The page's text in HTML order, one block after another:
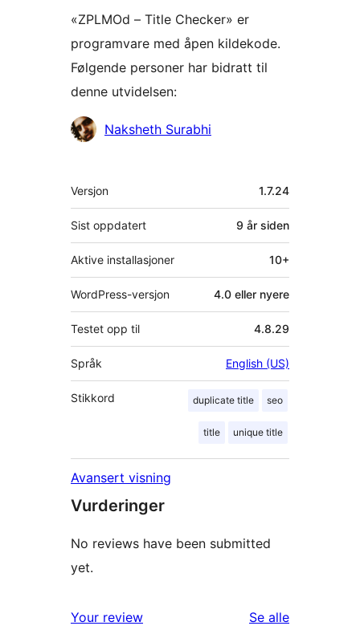
«ZPLMOd – Title Checker» er
programvare med åpen kildekode.
Følgende personer har bidratt til
denne utvidelsen:
Bidragsytere
Naksheth Surabhi
Meta
Versjon 1.7.24
Sist oppdatert 9 år siden
Aktive installasjoner 10+
WordPress-versjon 4.0 eller nyere
Testet opp til 4.8.29
Språk English (US)
Stikkord duplicate title seo
title unique title
Avansert visning
Vurderinger
No reviews have been submitted
yet.
Your review Se alleomtalene